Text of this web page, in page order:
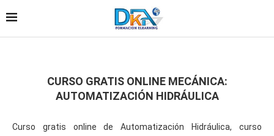
CURSO GRATIS ONLINE MECÁNICA:
AUTOMATIZACIÓN HIDRÁULICA
Curso gratis online de Automatización Hidráulica, curso